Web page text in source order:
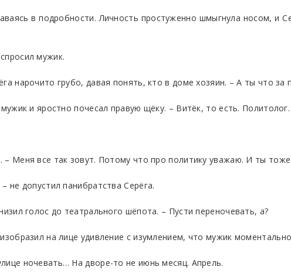
в подробности. Личность простуженно шмыгнула носом,
мужик.
нарочито грубо, давая понять, кто в доме хозяин. – А ты что за
и яростно почесал правую щёку. – Витёк, то есть. Политолог.
– Меня все так зовут. Потому что про политику уважаю. И ты
не допустил панибратства Серёга.
голос до театрального шёпота. – Пусти переночевать, а?
на лице удивление с изумлением, что мужик
ночевать… На дворе-то не июнь месяц. Апрель.